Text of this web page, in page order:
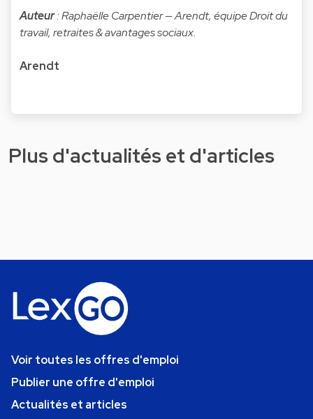
Auteur: Raphaëlle Carpentier — Arendt, équipe Droit du
travail, retraites & avantages sociaux.
Arendt
Plus d'actualités et d'articles
Voir toutes les offres d'emploi
Publier une offre d'emploi
Actualités et articles